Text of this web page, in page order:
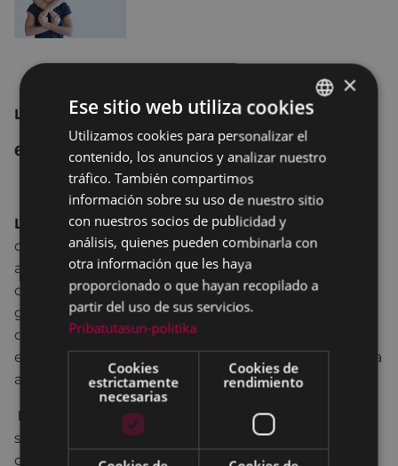
Lasala Danza
6 €
LASALAcompañía de danza contemporánea
dirigida porJudith Argomaniz, se compone de
artistas del ámbito de la danza y la fotografía. La
compañía, se centra en la continua indagación por
generar un lenguaje físico y una estética actual,
queriendo atender y reflejar las inquietudes del
equipo. Desde su creación, en 2013, ha sido invitada
a distintos festivales nacionales e internacionales.
HOOKED (still)refleja la necesidad constante del
ser humano en tener una vinculación afectiva con
otro ser humano y los efectos que conlleva dicha
BASQUE
SPANISH
×
Ese sitio web utiliza cookies
Utilizamos cookies para personalizar el
contenido, los anuncios y analizar nuestro
tráfico. También compartimos
información sobre su uso de nuestro sitio
con nuestros socios de publicidad y
análisis, quienes pueden combinarla con
otra información que les haya
proporcionado o que hayan recopilado a
partir del uso de sus servicios.
Pribatutasun-politika
Cookies
estrictamente
necesarias
Cookies de
rendimiento